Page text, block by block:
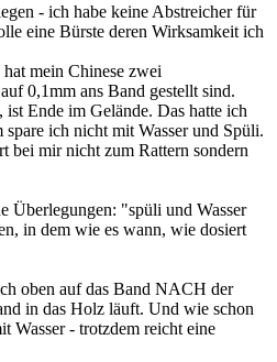
- ich habe keine Abstreicher für
eine Bürste deren Wirksamkeit ich
mein Chinese zwei
0,1mm ans Band gestellt sind.
Ende im Gelände. Das hatte ich
ich nicht mit Wasser und Spüli.
bei mir nicht zum Rattern sondern
Überlegungen: "spüli und Wasser
in dem wie es wann, wie dosiert
oben auf das Band NACH der
in das Holz läuft. Und wie schon
Wasser - trotzdem reicht eine